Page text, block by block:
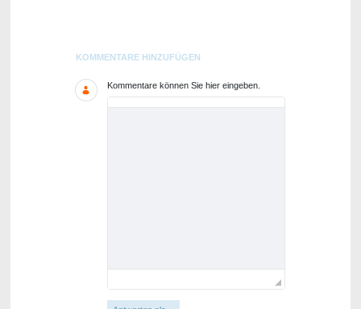
Blogs
KOMMENTARE HINZUFÜGEN
Kommentare können Sie hier eingeben.